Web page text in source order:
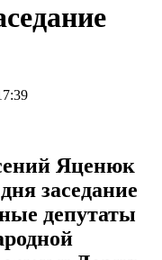
Яценюк
заседание
депутаты